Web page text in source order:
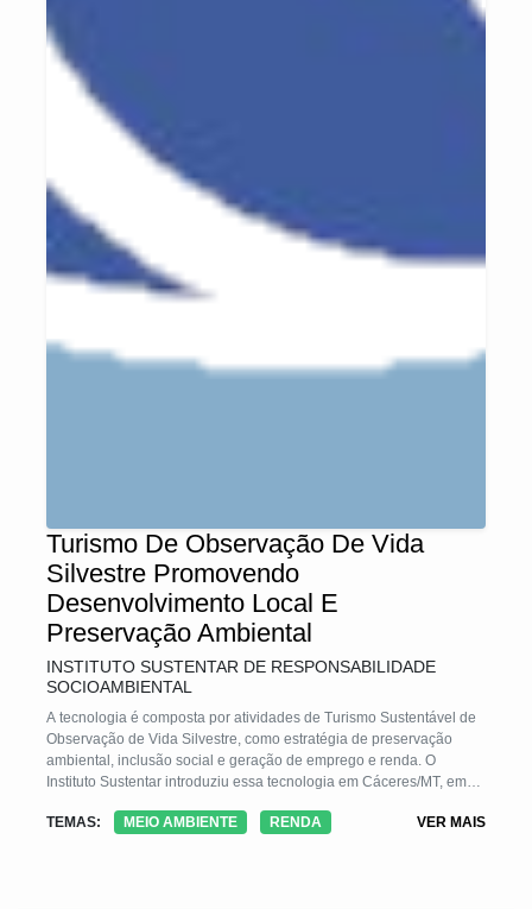
Turismo De Observação De Vida
Silvestre Promovendo
Desenvolvimento Local E
Preservação Ambiental
INSTITUTO SUSTENTAR DE RESPONSABILIDADE
SOCIOAMBIENTAL
A tecnologia é composta por atividades de Turismo Sustentável de
Observação de Vida Silvestre, como estratégia de preservação
ambiental, inclusão social e geração de emprego e renda. O
Instituto Sustentar introduziu essa tecnologia em Cáceres/MT, em
desenvolvimento do município e áreas do entorno, c/ a capacitação
TEMAS: MEIO AMBIENTE RENDA VER MAIS